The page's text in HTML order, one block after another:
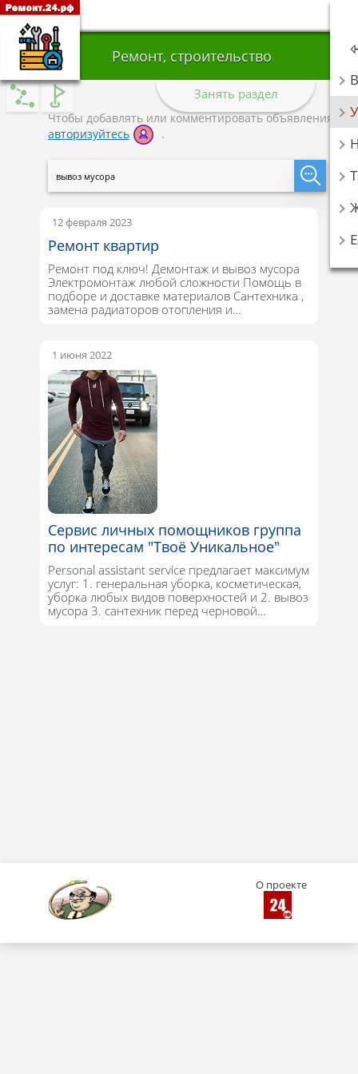
Ремонт, строительство
Занять раздел
Чтобы добавлять или комментировать объявления,
авторизуйтесь
.
12 февраля 2023
Ремонт квартир
Ремонт под ключ! Демонтаж и вывоз мусора
Электромонтаж любой сложности Помощь в
подборе и доставке материалов Сантехника ,
замена радиаторов отопления и…
1 июня 2022
Сервис личных помощников группа
по интересам "Твоё Уникальное"
Personal assistant service предлагает максимум
услуг: 1. генеральная уборка, косметическая,
уборка любых видов поверхностей и 2. вывоз
мусора 3. сантехник перед черновой…
О проекте